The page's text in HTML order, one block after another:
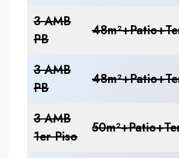
3 AMB
PB
3 AMB
PB
3 AMB
1er Piso